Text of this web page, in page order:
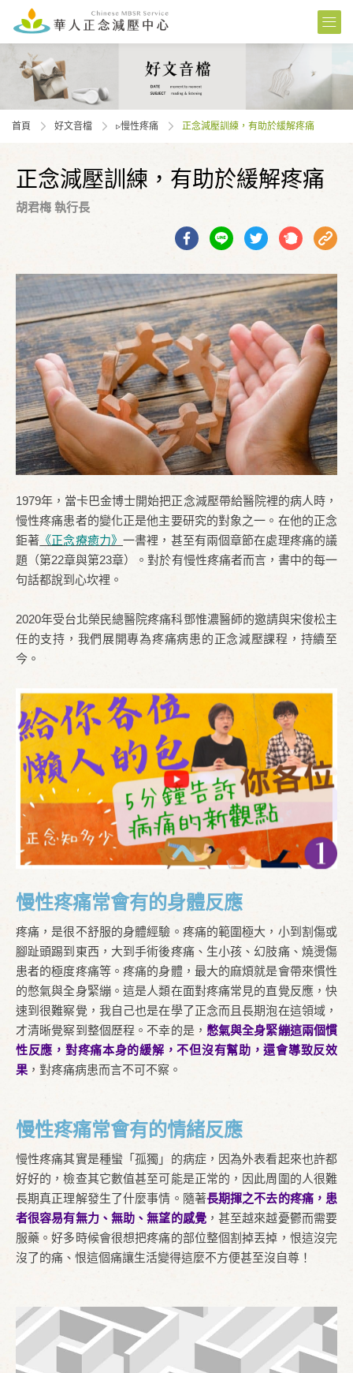
首頁 好文音檔 ▹慢性疼痛 正念減壓訓練，有助於緩解疼痛
正念減壓訓練，有助於緩解疼痛
胡君梅 執行長
1979年，當卡巴金博士開始把正念減壓帶給醫院裡的病人時，
慢性疼痛患者的變化正是他主要研究的對象之一。在他的正念
鉅著 《正念療癒力》一書裡，甚至有兩個章節在處理疼痛的議
題（第22章與第23章）。對於有慢性疼痛者而言，書中的每一
句話都說到心坎裡。
2020年受台北榮民總醫院疼痛科鄧惟濃醫師的邀請與宋俊松主
任的支持，我們展開專為疼痛病患的正念減壓課程，持續至
今。
慢性疼痛常會有的身體反應
疼痛，是很不舒服的身體經驗。疼痛的範圍極大，小到割傷或
腳趾頭踢到東西，大到手術後疼痛、生小孩、幻肢痛、燒燙傷
患者的極度疼痛等。疼痛的身體，最大的麻煩就是會帶來慣性
的憋氣與全身緊繃。這是人類在面對疼痛常見的直覺反應，快
速到很難察覺，我自己也是在學了正念而且長期泡在這領域，
才清晰覺察到整個歷程。不幸的是， 憋氣與全身緊繃這兩個慣
性反應，對疼痛本身的緩解，不但沒有幫助，還會導致反效
果 ，對疼痛病患而言不可不察。
慢性疼痛常會有的情緒反應
慢性疼痛其實是種蠻「孤獨」的病症，因為外表看起來也許都
好好的，檢查其它數值甚至可能是正常的，因此周圍的人很難
長期真正理解發生了什麼事情。隨著長期揮之不去的疼痛，患
者很容易有無力、無助、無望的感覺，甚至越來越憂鬱而需要
服藥。好多時候會很想把疼痛的部位整個割掉丟掉，恨這沒完
沒了的痛、恨這個痛讓生活變得這麼不方便甚至沒自尊！